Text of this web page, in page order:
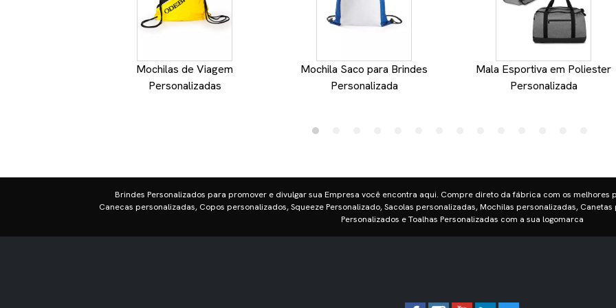
Mochilas de Viagem
Personalizadas
Mochila Saco para Brindes
Personalizada
Mala Esportiva em Poliester
Personalizada
Brindes Personalizados para promover e divulgar sua Empresa você encontra aqui. Compre direto da fábrica com os
Canecas personalizadas, Copos personalizados, Squeeze Personalizado, Sacolas personalizadas, Mochilas personalizadas,
Personalizados e Toalhas Personalizadas com a sua logomarca